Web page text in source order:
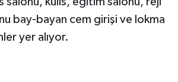
bay-bayan cem girişi ve lokma
yer alıyor.